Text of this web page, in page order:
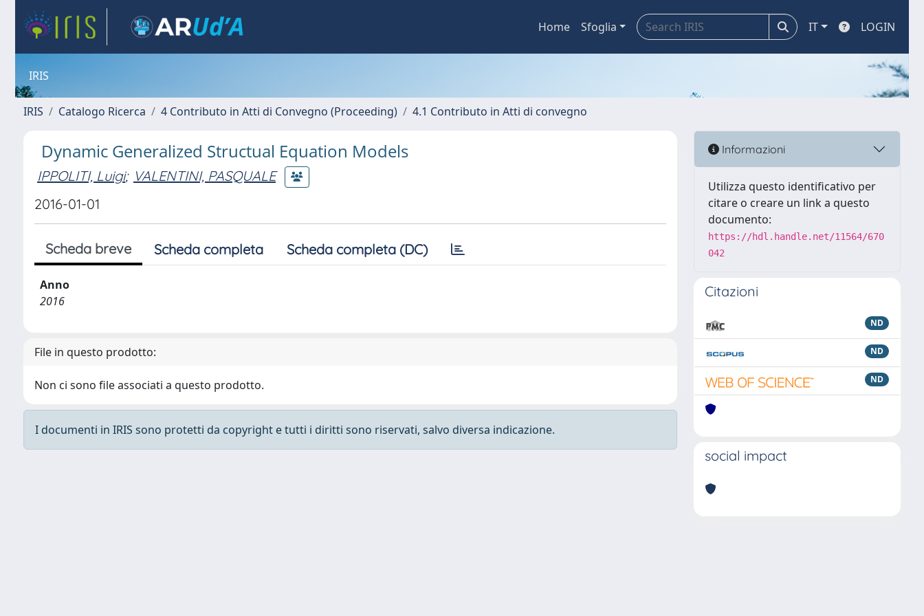
Home Sfoglia IT LOGIN
IRIS
IRIS Catalogo Ricerca 4 Contributo in Atti di Convegno (Proceeding) 4.1 Contributo in Atti di convegno
Dynamic Generalized Structual Equation Models
IPPOLITI, Luigi; VALENTINI, PASQUALE
2016-01-01
Scheda breve Scheda completa Scheda completa (DC)
Anno
2016
File in questo prodotto:
Non ci sono file associati a questo prodotto.
I documenti in IRIS sono protetti da copyright e tutti i diritti sono riservati, salvo diversa indicazione.
Informazioni
Utilizza questo identificativo per
citare o creare un link a questo
documento:
https://hdl.handle.net/11564/670
042
Citazioni
ND
ND
ND
social impact